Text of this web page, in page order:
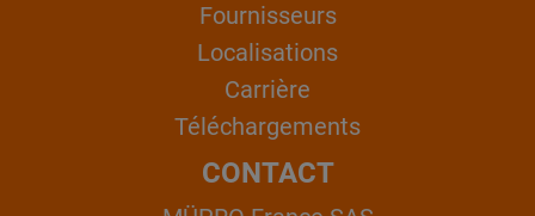
Fournisseurs
Localisations
Carrière
Téléchargements
CONTACT